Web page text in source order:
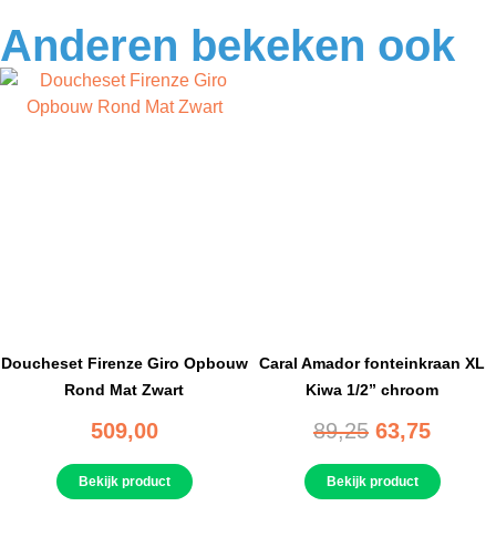
Anderen bekeken ook
Doucheset Firenze Giro Opbouw
Rond Mat Zwart
509,00
Bekijk product
Caral Amador fonteinkraan XL
Kiwa 1/2” chroom
89,25 63,75
Bekijk product